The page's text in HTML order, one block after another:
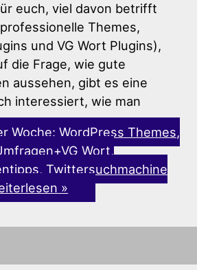
euch, viel davon betrifft
Themes,
und VG Wort Plugins),
die Frage, wie gute
aussehen, gibt es eine
interessiert, wie man
Woche: WordPress Themes,
Wort,
Twittersuchmachine
»